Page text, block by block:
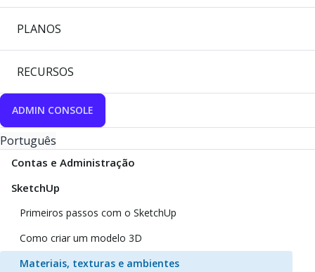
PLANOS
RECURSOS
ADMIN CONSOLE
Português
Contas e Administração
SketchUp
Primeiros passos com o SketchUp
Como criar um modelo 3D
Materiais, texturas e ambientes